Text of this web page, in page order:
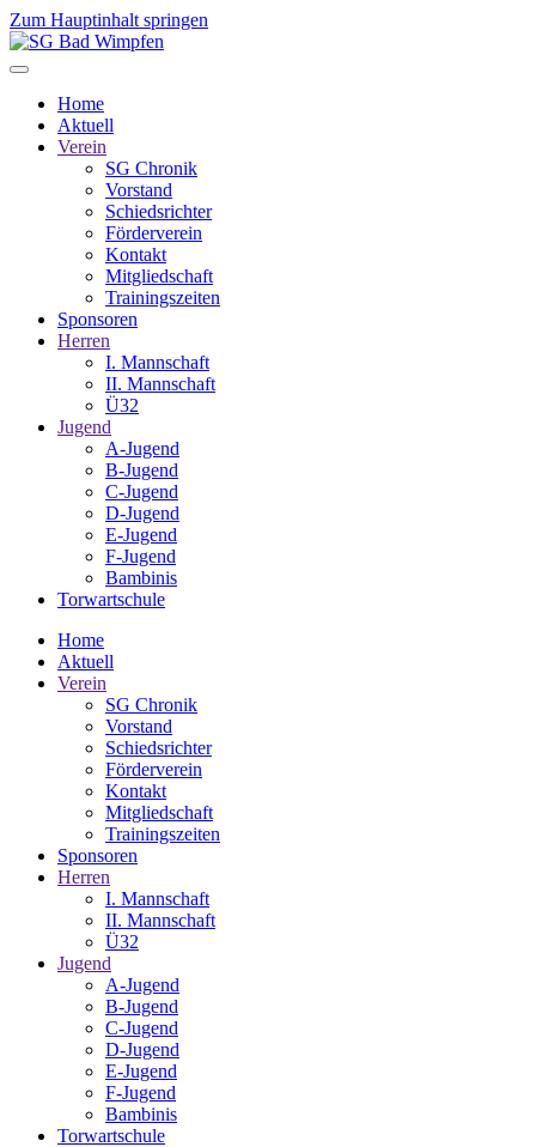
Zum Hauptinhalt springen
Home
Aktuell
Verein
SG Chronik
Vorstand
Schiedsrichter
Förderverein
Kontakt
Mitgliedschaft
Trainingszeiten
Sponsoren
Herren
I. Mannschaft
II. Mannschaft
Ü32
Jugend
A-Jugend
B-Jugend
C-Jugend
D-Jugend
E-Jugend
F-Jugend
Bambinis
Torwartschule
Home
Aktuell
Verein
SG Chronik
Vorstand
Schiedsrichter
Förderverein
Kontakt
Mitgliedschaft
Trainingszeiten
Sponsoren
Herren
I. Mannschaft
II. Mannschaft
Ü32
Jugend
A-Jugend
B-Jugend
C-Jugend
D-Jugend
E-Jugend
F-Jugend
Bambinis
Torwartschule